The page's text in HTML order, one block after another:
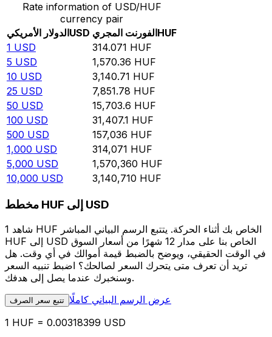
Rate information of USD/HUF
currency pair
الدولار الأمريكيUSD الفورنت المجريHUF
1 USD 314.071 HUF
5 USD 1,570.36 HUF
10 USD 3,140.71 HUF
25 USD 7,851.78 HUF
50 USD 15,703.6 HUF
100 USD 31,407.1 HUF
500 USD 157,036 HUF
1,000 USD 314,071 HUF
5,000 USD 1,570,360 HUF
10,000 USD 3,140,710 HUF
مخطط HUF إلى USD
شاهد 1 HUF الخاص بك أثناء الحركة. يتتبع الرسم البياني المباشر
HUF إلى USD الخاص بنا على مدار 12 شهرًا من أسعار السوق
في الوقت الحقيقي، ويوضح بالضبط قيمة أموالك في أي وقت. هل
تريد أن تعرف متى يتحرك السعر لصالحك؟ اضبط تنبيه السعر
وسنخبرك عندما يصل إلى هدفك.
تتبع سعر الصرف عرض الرسم البياني كاملًا
1 HUF = 0.00318399 USD